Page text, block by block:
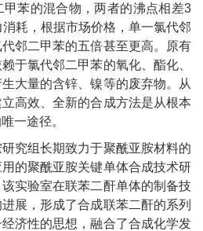
苯的混合物，两者的沸点相差3
消耗，根据市场价格，单一氯代邻
邻二甲苯的五倍甚至更高。原有
于氯代邻二甲苯的氧化、酯化、
大量的含锌、镍等的废弃物。从
高效、全新的合成方法是从根本
一途径。
究组长期致力于聚酰亚胺材料的
的聚酰亚胺关键单体合成技术研
实验室在联苯二酐单体的制备技
展，形成了合成联苯二酐的系列
济性的思想，融合了合成化学发